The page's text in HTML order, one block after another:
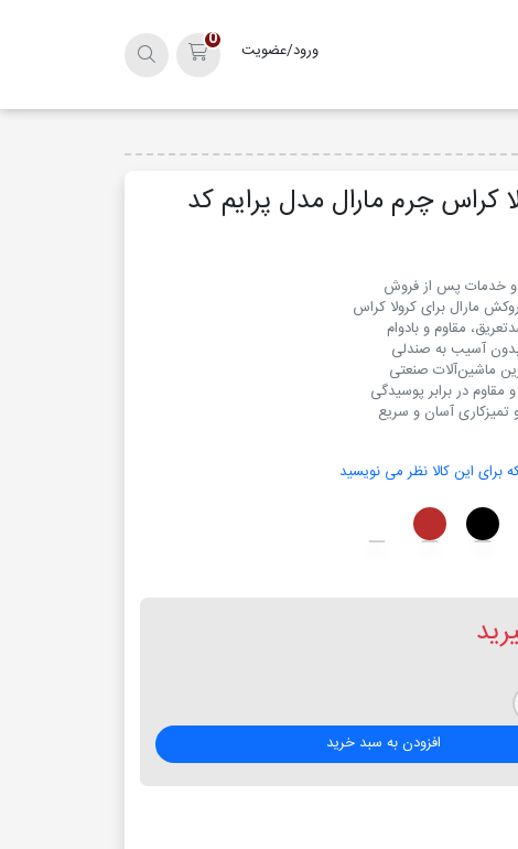
ورود/عضویت
سبد خرید
0
کراس چرم مارال مدل پرایم کد
آسان و سریع
برای این کالا نظر می نویسید
افزودن به سبد خرید